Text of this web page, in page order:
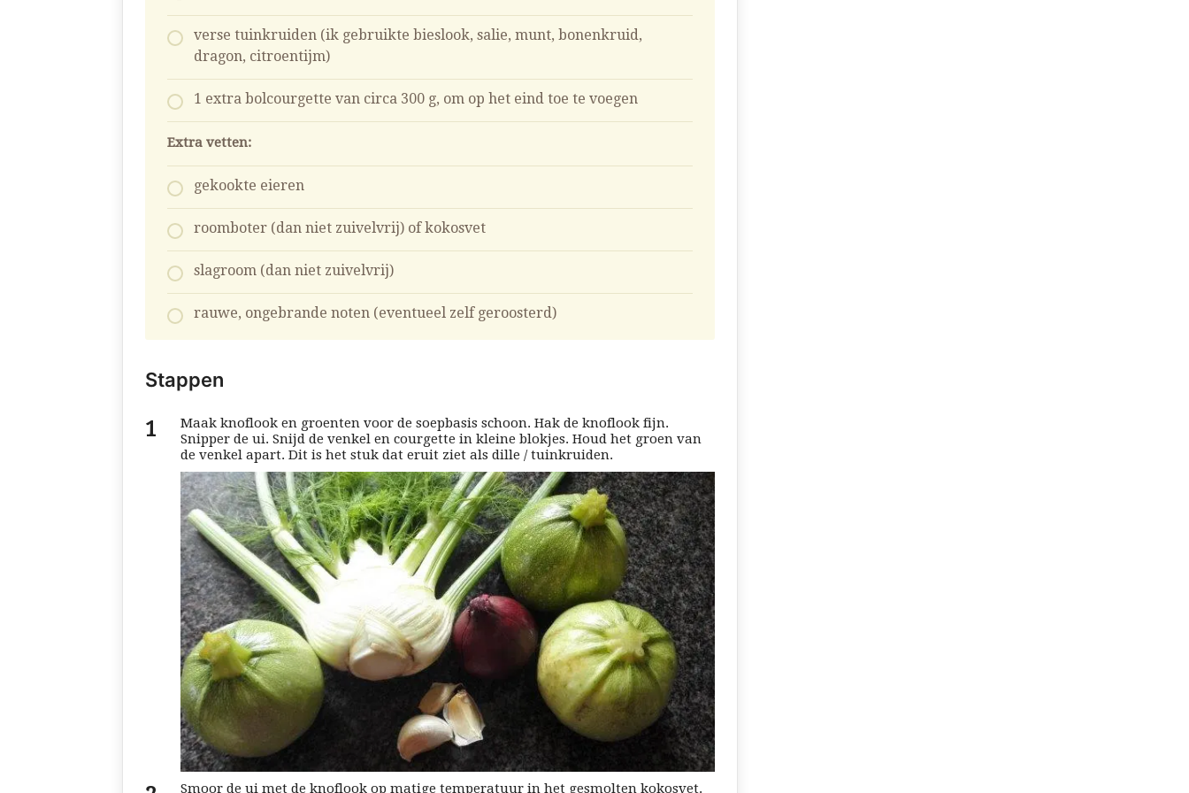
verse tuinkruiden (ik gebruikte bieslook, salie, munt, bonenkruid,
dragon, citroentijm)
1 extra bolcourgette van circa 300 g, om op het eind toe te voegen
Extra vetten:
gekookte eieren
roomboter (dan niet zuivelvrij) of kokosvet
slagroom (dan niet zuivelvrij)
rauwe, ongebrande noten (eventueel zelf geroosterd)
Stappen
Maak knoflook en groenten voor de soepbasis schoon. Hak de knoflook fijn.
Snipper de ui. Snijd de venkel en courgette in kleine blokjes. Houd het groen van
de venkel apart. Dit is het stuk dat eruit ziet als dille / tuinkruiden.
Smoor de ui met de knoflook op matige temperatuur in het gesmolten kokosvet.